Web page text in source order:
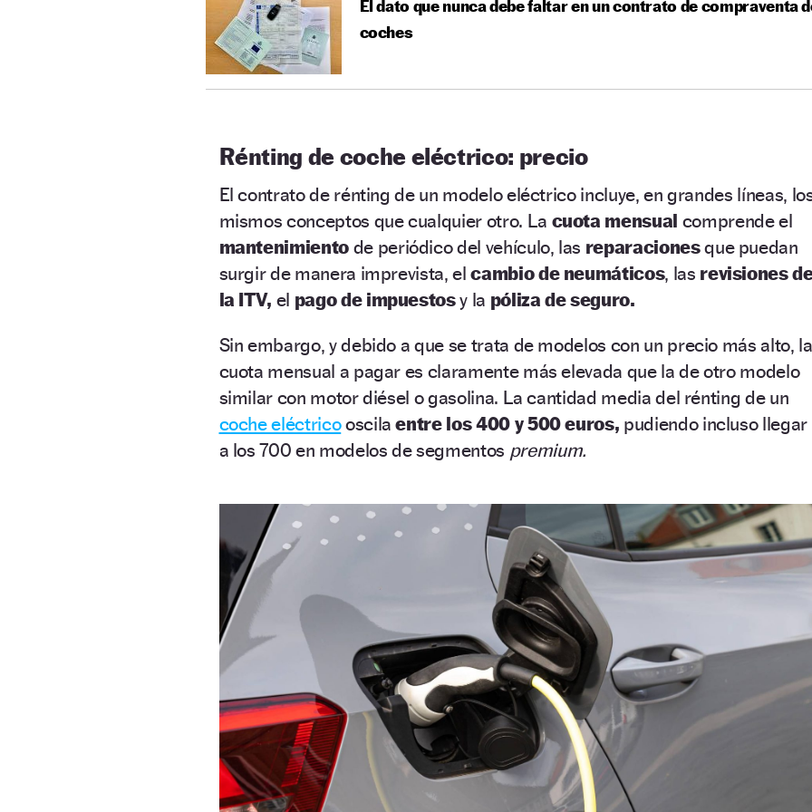
El dato que nunca debe faltar en un contrato de compraventa
coches
Rénting de coche eléctrico: precio
El contrato de rénting de un modelo eléctrico incluye, en grandes líneas,
mismos conceptos que cualquier otro. La cuota mensual comprende el
mantenimiento de periódico del vehículo, las reparacionesque puedan
surgir de manera imprevista, elcambio de neumáticos, las revisiones
la ITV, el pago de impuestosy la póliza de seguro.
Sin embargo, y debido a que se trata de modelos con un precio más alto, la
cuota mensual a pagar es claramente más elevada que la de otro modelo
similar con motor diésel o gasolina. La cantidad media del rénting de un
coche eléctricooscilaentre los 400 y 500 euros, pudiendo incluso llegar
a los 700 en modelos de segmentos premium.